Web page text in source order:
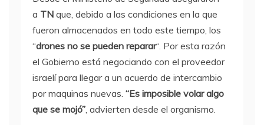
a TN que, debido a las condiciones en la que
fueron almacenados en todo este tiempo, los
“drones no se pueden reparar“. Por esta razón
el Gobierno está negociando con el proveedor
israelí para llegar a un acuerdo de intercambio
por maquinas nuevas. “Es imposible volar algo
que se mojó”, advierten desde el organismo.